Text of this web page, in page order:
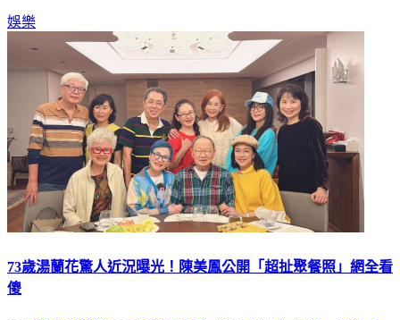
娛樂
73歲湯蘭花驚人近況曝光！陳美鳳公開「超扯聚餐照」網全看
傻